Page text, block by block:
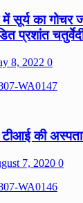
सूर्य का गोचर
प्रशांत
8, 2022 0
टीआई की
7, 2020 0